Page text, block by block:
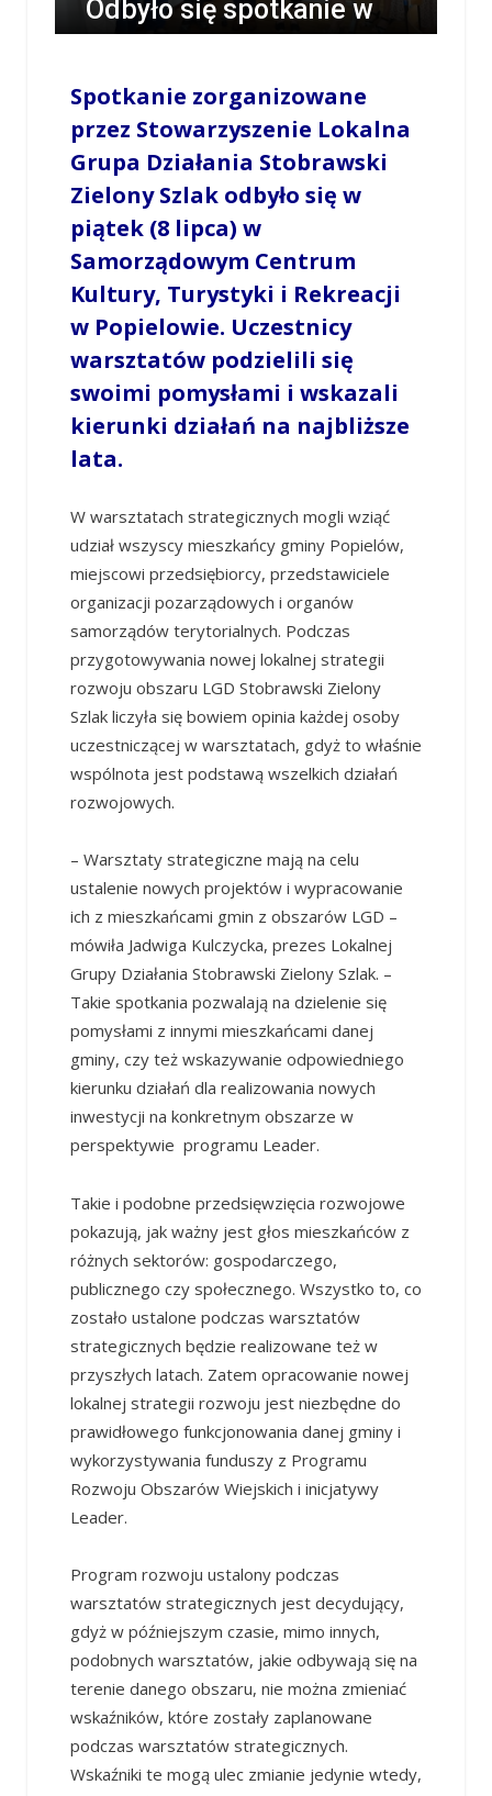
Odbyło się spotkanie w
[ZDJĘCIA]
/ MILENA SKÓRA / 8 LIPCA 2022 / 17:07
0
COMMENTS
Spotkanie zorganizowane
przez Stowarzyszenie Lokalna
Grupa Działania Stobrawski
Zielony Szlak odbyło się w
piątek (8 lipca) w
Samorządowym Centrum
Kultury, Turystyki i Rekreacji
w Popielowie. Uczestnicy
warsztatów podzielili się
swoimi pomysłami i wskazali
kierunki działań na najbliższe
lata.
W warsztatach strategicznych mogli wziąć
udział wszyscy mieszkańcy gminy Popielów,
miejscowi przedsiębiorcy, przedstawiciele
organizacji pozarządowych i organów
samorządów terytorialnych. Podczas
przygotowywania nowej lokalnej strategii
rozwoju obszaru LGD Stobrawski Zielony
Szlak liczyła się bowiem opinia każdej osoby
uczestniczącej w warsztatach, gdyż to właśnie
wspólnota jest podstawą wszelkich działań
rozwojowych.
– Warsztaty strategiczne mają na celu
ustalenie nowych projektów i wypracowanie
ich z mieszkańcami gmin z obszarów LGD –
mówiła Jadwiga Kulczycka, prezes Lokalnej
Grupy Działania Stobrawski Zielony Szlak. –
Takie spotkania pozwalają na dzielenie się
pomysłami z innymi mieszkańcami danej
gminy, czy też wskazywanie odpowiedniego
kierunku działań dla realizowania nowych
inwestycji na konkretnym obszarze w
perspektywie programu Leader.
Takie i podobne przedsięwzięcia rozwojowe
pokazują, jak ważny jest głos mieszkańców z
różnych sektorów: gospodarczego,
publicznego czy społecznego. Wszystko to, co
zostało ustalone podczas warsztatów
strategicznych będzie realizowane też w
przyszłych latach. Zatem opracowanie nowej
lokalnej strategii rozwoju jest niezbędne do
prawidłowego funkcjonowania danej gminy i
wykorzystywania funduszy z Programu
Rozwoju Obszarów Wiejskich i inicjatywy
Leader.
Program rozwoju ustalony podczas
warsztatów strategicznych jest decydujący,
gdyż w późniejszym czasie, mimo innych,
podobnych warsztatów, jakie odbywają się na
terenie danego obszaru, nie można zmieniać
wskaźników, które zostały zaplanowane
podczas warsztatów strategicznych.
Wskaźniki te mogą ulec zmianie jedynie wtedy,